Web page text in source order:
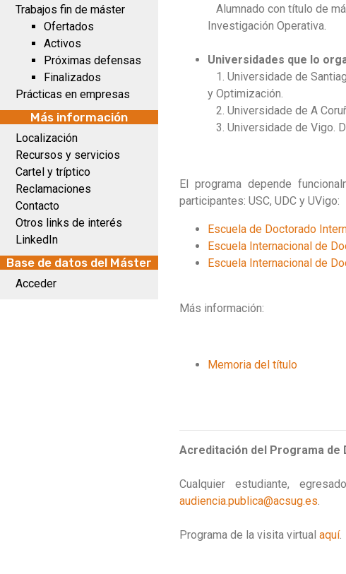
Trabajos fin de máster
Ofertados
Activos
Próximas defensas
Finalizados
Prácticas en empresas
Más información
Localización
Recursos y servicios
Cartel y tríptico
Reclamaciones
Contacto
Otros links de interés
LinkedIn
Base de datos del Máster
Acceder
Alumnado con título de
Investigación Operativa.
Universidades que lo
1. Universidade de
y Optimización.
2. Universidade de A
3. Universidade de Vigo.
El programa depende
participantes: USC, UDC y UVigo:
Escuela de Doctorado
Escuela Internacional de
Escuela Internacional de
Más información:
Memoria del título
Acreditación del Programa de
Cualquier estudiante,
audiencia.publica@acsug.es.
Programa de la visita virtual aquí.